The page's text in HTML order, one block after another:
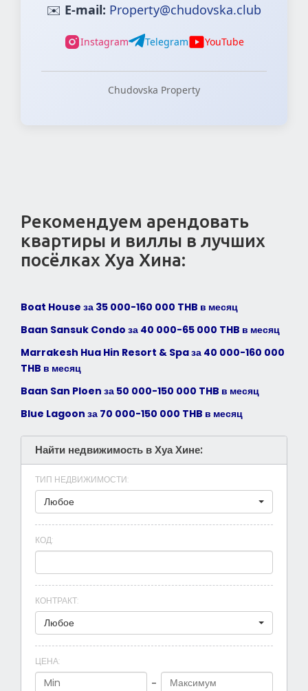
✉️ E-mail: Property@chudovska.club
Instagram Telegram YouTube
Chudovska Property
Рекомендуем арендовать
квартиры и виллы в лучших
посёлках Хуа Хина:
Boat House за 35 000-160 000 THB в месяц
Baan Sansuk Condo за 40 000-65 000 THB в месяц
Marrakesh Hua Hin Resort & Spaза 40 000-160 000
THB в месяц
Baan San Ploen за 50 000-150 000 THB в месяц
Blue Lagoon за 70 000-150 000 THB в месяц
Найти недвижимость в Хуа Хине:
ТИП НЕДВИЖИМОСТИ:
Любое
КОД:
КОНТРАКТ:
Любое
ЦЕНА:
-